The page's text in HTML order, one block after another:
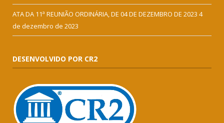
ATA DA 11ª REUNIÃO ORDINÁRIA, DE 04 DE DEZEMBRO DE 2023 4
de dezembro de 2023
DESENVOLVIDO POR CR2